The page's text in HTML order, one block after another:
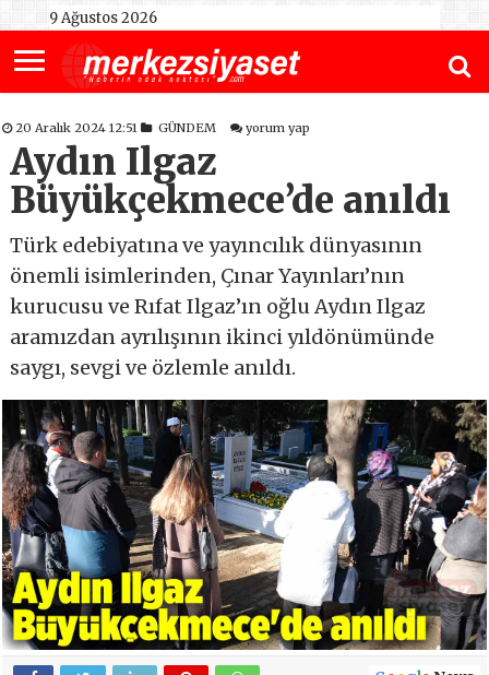
9 Ağustos 2026
20 Aralık 2024 12:51 GÜNDEM yorum yap
Aydın Ilgaz
Büyükçekmece’de anıldı
Türk edebiyatına ve yayıncılık dünyasının
önemli isimlerinden, Çınar Yayınları’nın
kurucusu ve Rıfat Ilgaz’ın oğlu Aydın Ilgaz
aramızdan ayrılışının ikinci yıldönümünde
saygı, sevgi ve özlemle anıldı.